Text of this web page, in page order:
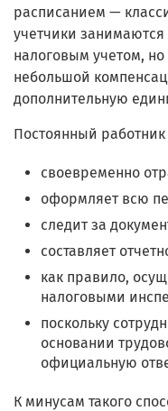
расписанием —
учетчики занимаются
налоговым учетом,
небольшой
дополнительную
Постоянный работник
своевременно
оформляет всю
следит за
составляет
как правило,
налоговыми
поскольку
основании
официальную
К минусам такого